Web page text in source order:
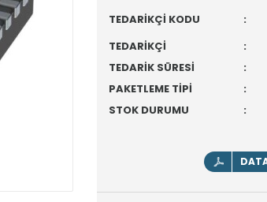
TEDARİKÇİ KODU :
TEDARİKÇİ :
TEDARİK SÜRESİ :
PAKETLEME TİPİ :
STOK DURUMU :